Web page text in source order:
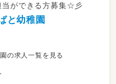
当ができる方募集☆彡
と幼稚園
の求人一覧を見る